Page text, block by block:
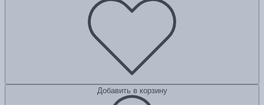
Добавить в корзину